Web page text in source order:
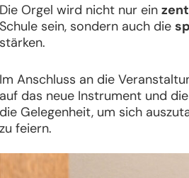
Die Orgel wird nicht nur ein
Schule sein, sondern auch die
stärken.
Im Anschluss an die
auf das neue Instrument und
die Gelegenheit, um sich
zu feiern.